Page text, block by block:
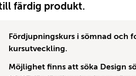
färdig produkt.
Fördjupningskurs i sömnad och
kursutveckling.
Möjlighet finns att söka Design